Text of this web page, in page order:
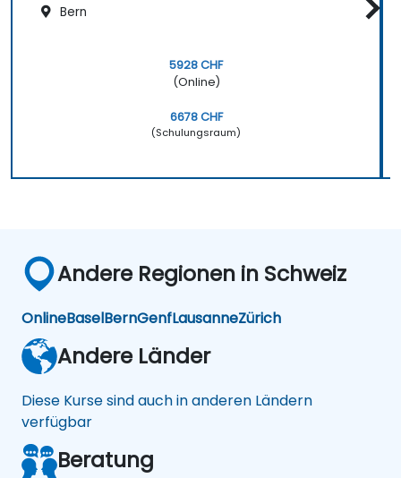
Bern
5928 CHF
(Online)
6678 CHF
(Schulungsraum)
Andere Regionen in Schweiz
OnlineBaselBernGenfLausanneZürich
Andere Länder
Diese Kurse sind auch in anderen Ländern
verfügbar
Beratung